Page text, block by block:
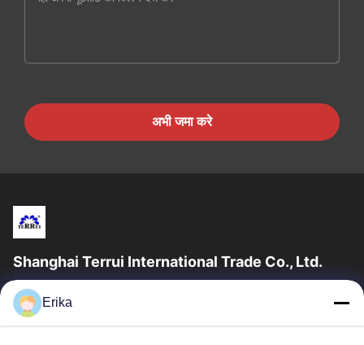
अभी जमा करे
Shanghai Terrui International Trade Co., Ltd.
शंघाई टेरुई इंटरनेशनल ट्रेड कं, लिमिटेड की स्थापना 2002 में पशुधन उपकरण के
विकास, निर्माण और बिक्री में विशेषज्ञता प्राप्त थी।
त्वरित लिंक
Erika